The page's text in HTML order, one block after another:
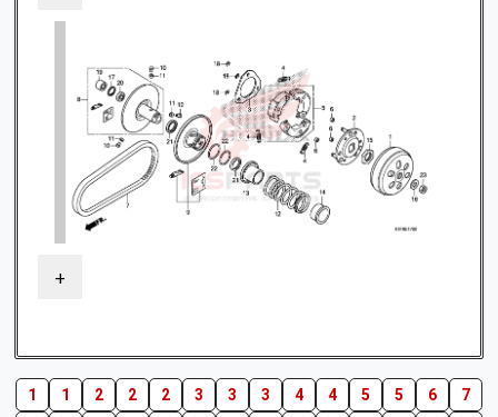
+
1 1 2 2 2 3 3 3 4 4 5 5 6
7